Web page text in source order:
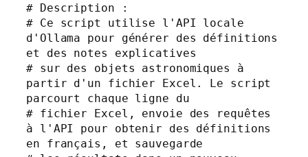
# Description :
# Ce script utilise l'API locale
d'Ollama pour générer des définitions
et des notes explicatives
# sur des objets astronomiques à
partir d'un fichier Excel. Le script
parcourt chaque ligne du
# fichier Excel, envoie des requêtes
à l'API pour obtenir des définitions
en français, et sauvegarde